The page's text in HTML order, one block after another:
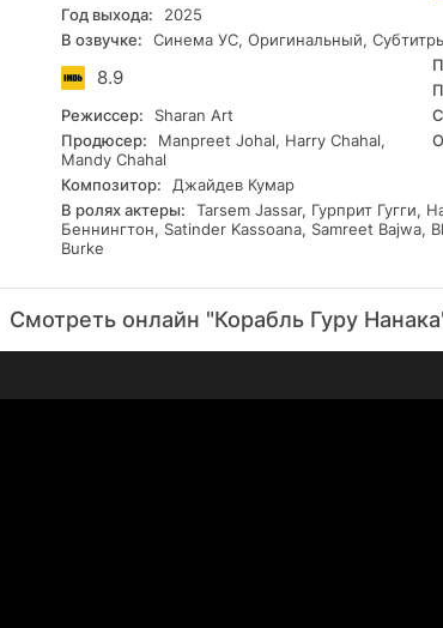
Год выхода:
2025
В озвучке:
Синема УС, Оригинальный,
8.9
Режиссер:
Sharan Art
Продюсер:
Manpreet Johal, Harry Chahal,
Mandy Chahal
Композитор:
Джайдев Кумар
В ролях актеры:
Tarsem Jassar, Гурприт Гугги,
Беннингтон, Satinder Kassoana, Samreet Bajwa,
Burke
Смотреть онлайн "Корабль Гуру